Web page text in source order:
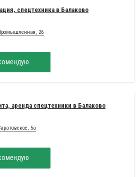
спецтехника в Балаково
26
аренда спецтехники в Балаково
5а